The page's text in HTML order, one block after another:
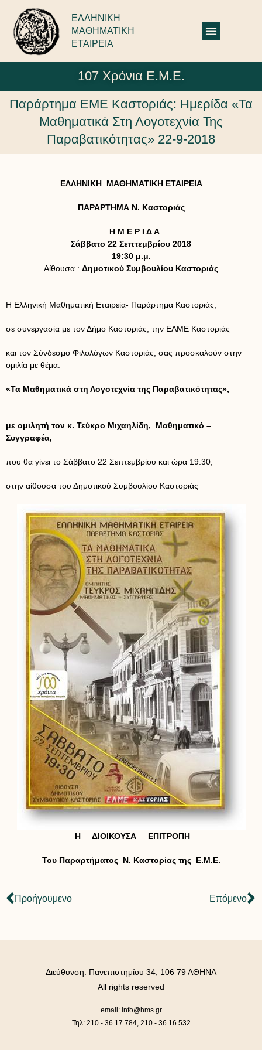
ΕΛΛΗΝΙΚΗ
ΜΑΘΗΜΑΤΙΚΗ
ΕΤΑΙΡΕΙΑ
107 Χρόνια Ε.Μ.Ε.
Παράρτημα ΕΜΕ Καστοριάς: Ημερίδα «Τα
Μαθηματικά Στη Λογοτεχνία Της
Παραβατικότητας» 22-9-2018
ΕΛΛΗΝΙΚΗ ΜΑΘΗΜΑΤΙΚΗ ΕΤΑΙΡΕΙΑ
ΠΑΡΑΡΤΗΜΑ Ν. Καστοριάς
Η Μ Ε Ρ Ι Δ Α
Σάββατο 22 Σεπτεμβρίου 2018
19:30 μ.μ.
Αίθουσα : Δημοτικού Συμβουλίου Καστοριάς
Η Ελληνική Μαθηματική Εταιρεία- Παράρτημα Καστοριάς,
σε συνεργασία με τον Δήμο Καστοριάς, την ΕΛΜΕ Καστοριάς
και τον Σύνδεσμο Φιλολόγων Καστοριάς, σας προσκαλούν στην
ομιλία με θέμα:
«Τα Μαθηματικά στη Λογοτεχνία της Παραβατικότητας»,
με ομιλητή τον κ. Τεύκρο Μιχαηλίδη, Μαθηματικό –
Συγγραφέα,
που θα γίνει το Σάββατο 22 Σεπτεμβρίου και ώρα 19:30,
στην αίθουσα του Δημοτικού Συμβουλίου Καστοριάς
Η ΔΙΟΙΚΟΥΣΑ ΕΠΙΤΡΟΠΗ
Του Παραρτήματος Ν. Καστορίας της Ε.Μ.Ε.
Προήγουμενο Επόμενο
email: info@hms.gr
Τηλ: 210 - 36 17 784, 210 - 36 16 532
Διεύθυνση: Πανεπιστημίου 34, 106 79 ΑΘΗΝΑ
All rights reserved